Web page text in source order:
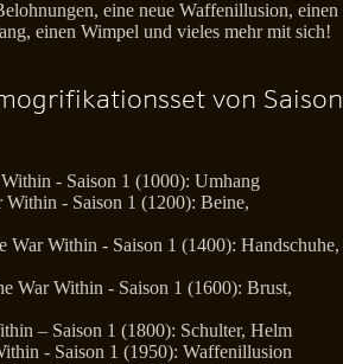
eine neue Waffenillusion, einen
einen Wimpel und vieles mehr mit sich!
von Saison
- Saison 1 (1000): Umhang
- Saison 1 (1200): Beine,
War Within - Saison 1 (1400): Handschuhe,
War Within - Saison 1 (1600): Brust,
– Saison 1 (1800): Schulter, Helm
- Saison 1 (1950): Waffenillusion